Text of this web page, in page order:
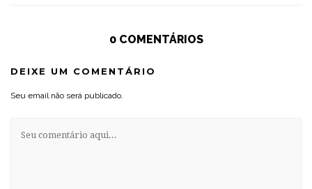
0 COMENTÁRIOS
DEIXE UM COMENTÁRIO
Seu email não será publicado.